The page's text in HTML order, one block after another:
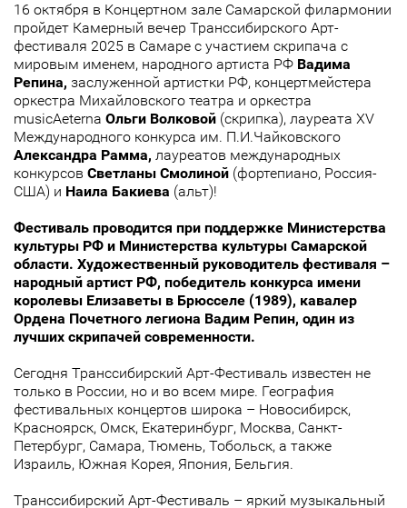
16 октября в Концертном зале Самарской филармонии
пройдет Камерный вечер Транссибирского Арт-
фестиваля 2025 в Самаре с участием скрипача с
мировым именем, народного артиста РФ Вадима
Репина, заслуженной артистки РФ, концертмейстера
оркестра Михайловского театра и оркестра
musicAeterna Ольги Волковой (скрипка), лауреата XV
Международного конкурса им. П.И.Чайковского
Александра Рамма, лауреатов международных
конкурсов Светланы Смолиной (фортепиано, Россия-
США) и Наила Бакиева (альт)!
Фестиваль проводится при поддержке Министерства
культуры РФ и Министерства культуры Самарской
области. Художественный руководитель фестиваля –
народный артист РФ, победитель конкурса имени
королевы Елизаветы в Брюсселе (1989), кавалер
Ордена Почетного легиона Вадим Репин, один из
лучших скрипачей современности.
Сегодня Транссибирский Арт-Фестиваль известен не
только в России, но и во всем мире. География
фестивальных концертов широка – Новосибирск,
Красноярск, Омск, Екатеринбург, Москва, Санкт-
Петербург, Самара, Тюмень, Тобольск, а также
Израиль, Южная Корея, Япония, Бельгия.
Транссибирский Арт-Фестиваль – яркий музыкальный